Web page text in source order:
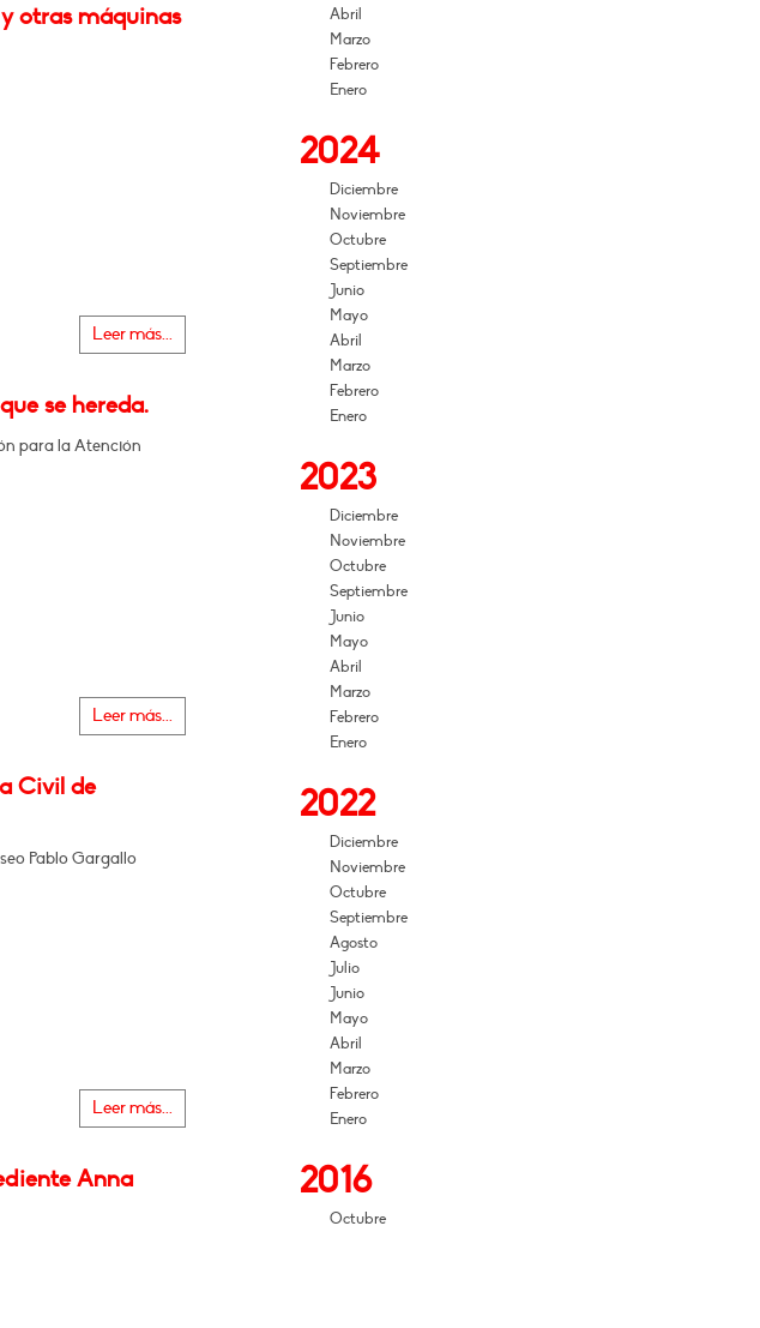
otras máquinas
Leer más...
se hereda.
para la Atención
Leer más...
Civil de
Pablo Gargallo
Leer más...
Anna
Abril
Marzo
Febrero
Enero
2024
Diciembre
Noviembre
Octubre
Septiembre
Junio
Mayo
Abril
Marzo
Febrero
Enero
2023
Diciembre
Noviembre
Octubre
Septiembre
Junio
Mayo
Abril
Marzo
Febrero
Enero
2022
Diciembre
Noviembre
Octubre
Septiembre
Agosto
Julio
Junio
Mayo
Abril
Marzo
Febrero
Enero
2016
Octubre